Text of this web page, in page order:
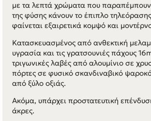
με τα λεπτά χρώματα που
της φύσης κάνουν το έπιπλο
φαίνεται εξαιρετικά κομψό και
Κατασκευασμένος από ανθεκτική
υγρασία και τις γρατσουνιές πάχους
τριγωνικές λαβές από αλουμίνιο σε
πόρτες σε φυσικό σκανδιναβικό
από ξύλο οξιάς.
Ακόμα, υπάρχει προστατευτική
άκρες.